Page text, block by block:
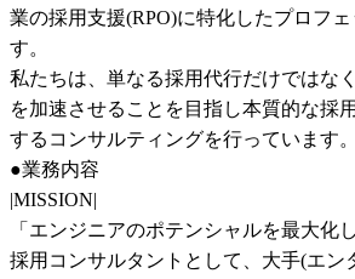
業の採用支援(RPO)に特化したプロフ
す。
私たちは、単なる採用代行だけではな
を加速させることを目指し本質的な採
するコンサルティングを行っています。
●業務内容
|MISSION|
「エンジニアのポテンシャルを最大化
採用コンサルタントとして、大手(エン